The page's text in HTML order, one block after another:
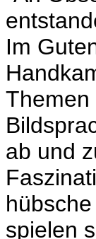
Im
Themen
ab und
spielen